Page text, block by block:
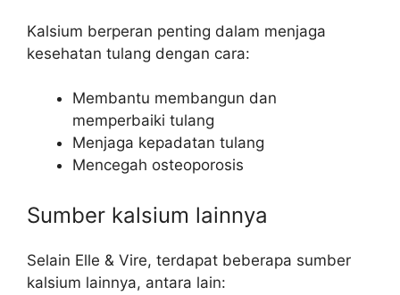
Kalsium berperan penting dalam menjaga
kesehatan tulang dengan cara:
Membantu membangun dan
memperbaiki tulang
Menjaga kepadatan tulang
Mencegah osteoporosis
Sumber kalsium lainnya
Selain Elle & Vire, terdapat beberapa sumber
kalsium lainnya, antara lain: